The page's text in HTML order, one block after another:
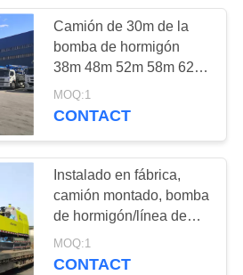
Camión de 30m de la
bomba de hormigón
38m 48m 52m 58m 62m
70m Camión montado
bomba de hormigón
MOQ:1
CONTACT
Instalado en fábrica,
camión montado, bomba
de hormigón/línea de
hormigón, camión de
bomba de hormigón
MOQ:1
CONTACT